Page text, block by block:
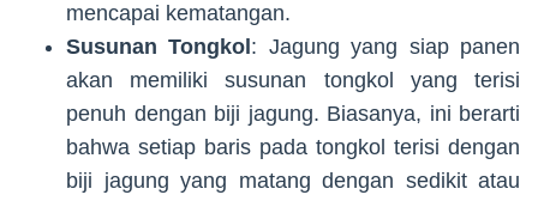
mencapai kematangan.
Susunan Tongkol : Jagung yang siap panen
akan memiliki susunan tongkol yang terisi
penuh dengan biji jagung. Biasanya, ini berarti
bahwa setiap baris pada tongkol terisi dengan
biji jagung yang matang dengan sedikit atau